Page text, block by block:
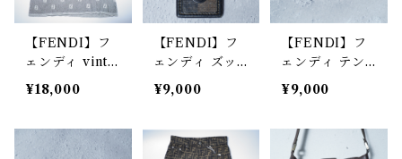
【FENDI】フ
ェンディ vinta
ge ズッカ柄SS
ニットソー gre
¥18,000
【FENDI】フ
ェンディ ズッ
カ柄 ロゴレザ
ーキーホルダ
own
¥9,000
【FENDI】フ
ェンディ テン
プルズッカロゴ
サングラス bro
¥9,000